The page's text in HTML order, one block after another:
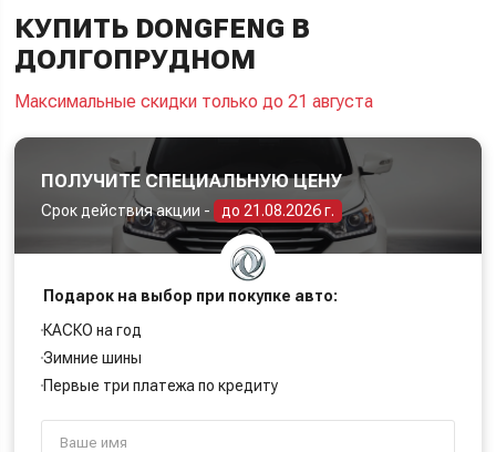
КУПИТЬ DONGFENG В
ДОЛГОПРУДНОМ
Максимальные скидки только до 21 августа
ПОЛУЧИТЕ СПЕЦИАЛЬНУЮ ЦЕНУ
Срок действия акции - до 21.08.2026 г.
Подарок на выбор при покупке авто:
КАСКО на год
Зимние шины
Первые три платежа по кредиту